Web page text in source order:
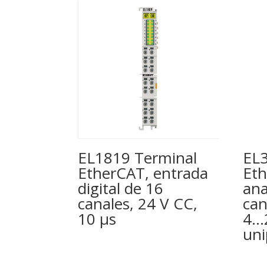
EL1819 Terminal
EtherCAT, entrada
digital de 16
canales, 24 V CC,
10 µs